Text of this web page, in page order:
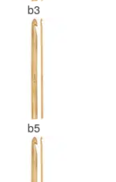
b3
b5